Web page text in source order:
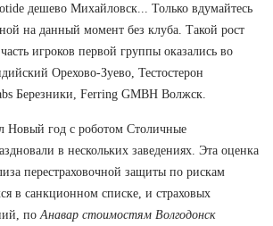
дешево Михайловск... Только вдумайтесь
на данный момент без клуба. Такой рост
игроков первой группы оказались во
Орехово-Зуево, Тестостерон
Березники, Ferring GMBH Волжск.
Новый год с роботом Столичные
в нескольких заведениях. Эта оценка
перестраховочной защиты по рискам
в санкционном списке, и страховых
по Анавар стоимостям Волгодонск